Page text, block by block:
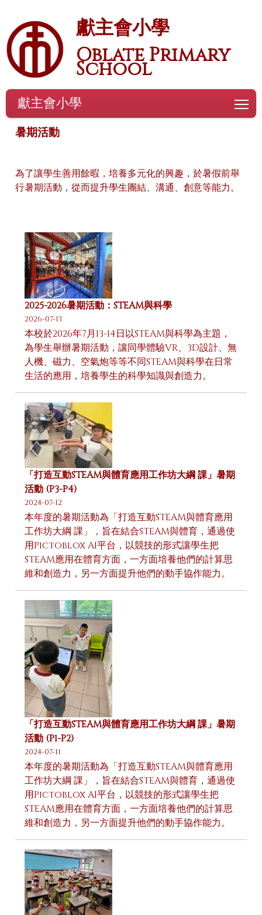
獻主會小學
Oblate Primary
School
獻主會小學
暑期活動
為了讓學生善用餘暇，培養多元化的興趣，於暑假前舉
行暑期活動，從而提升學生團結、溝通、創意等能力。
2025-2026暑期活動：STEAM與科學
2026-07-13
本校於2026年7月13-14日以STEAM與科學為主題，
為學生舉辦暑期活動，讓同學體驗VR、3D設計、無
人機、磁力、空氣炮等等不同STEAM與科學在日常
生活的應用，培養學生的科學知識與創造力。
「打造互動STEAM與體育應用工作坊大綱 課」暑期
活動 (P3-P4)
2024-07-12
本年度的暑期活動為「打造互動STEAM與體育應用
工作坊大綱 課」，旨在結合STEAM與體育，通過使
用Pictoblox AI平台，以競技的形式讓學生把
STEAM應用在體育方面，一方面培養他們的計算思
維和創造力，另一方面提升他們的動手協作能力。
「打造互動STEAM與體育應用工作坊大綱 課」暑期
活動 (P1-P2)
2024-07-11
本年度的暑期活動為「打造互動STEAM與體育應用
工作坊大綱 課」，旨在結合STEAM與體育，通過使
用Pictoblox AI平台，以競技的形式讓學生把
STEAM應用在體育方面，一方面培養他們的計算思
維和創造力，另一方面提升他們的動手協作能力。